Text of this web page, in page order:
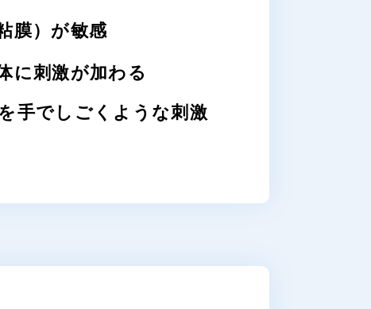
膜）が敏感
に刺激が加わる
手でしごくような刺激